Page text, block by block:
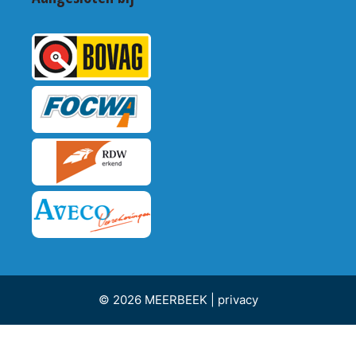
© 2026 MEERBEEK | privacy